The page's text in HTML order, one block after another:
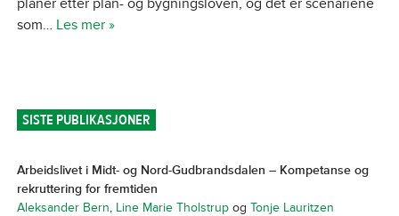
planer etter plan- og bygningsloven, og det er scenariene
som… Les mer »
SISTE PUBLIKASJONER
Arbeidslivet i Midt- og Nord-Gudbrandsdalen – Kompetanse og
rekruttering for fremtiden
Aleksander Bern, Line Marie Tholstrupog Tonje Lauritzen